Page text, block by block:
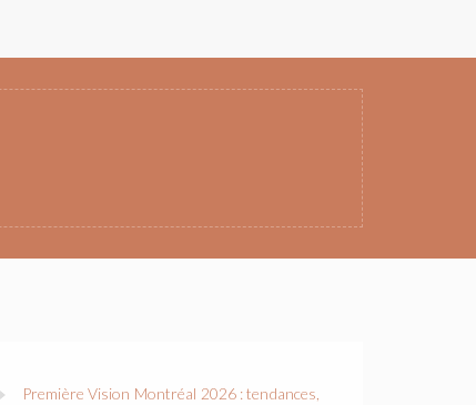
Première Vision Montréal 2026 : tendances,